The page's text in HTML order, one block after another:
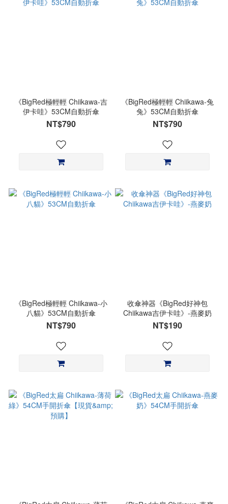
《BigRed極輕輕 Chiikawa-吉
伊卡哇》53CM自動折傘
NT$790
《BigRed極輕輕 Chiikawa-兔
兔》53CM自動折傘
NT$790
《BigRed極輕輕 Chiikawa-小
八貓》53CM自動折傘
NT$790
收傘神器《BigRed好神包
Chiikawa吉伊卡哇》-燕麥奶
NT$190